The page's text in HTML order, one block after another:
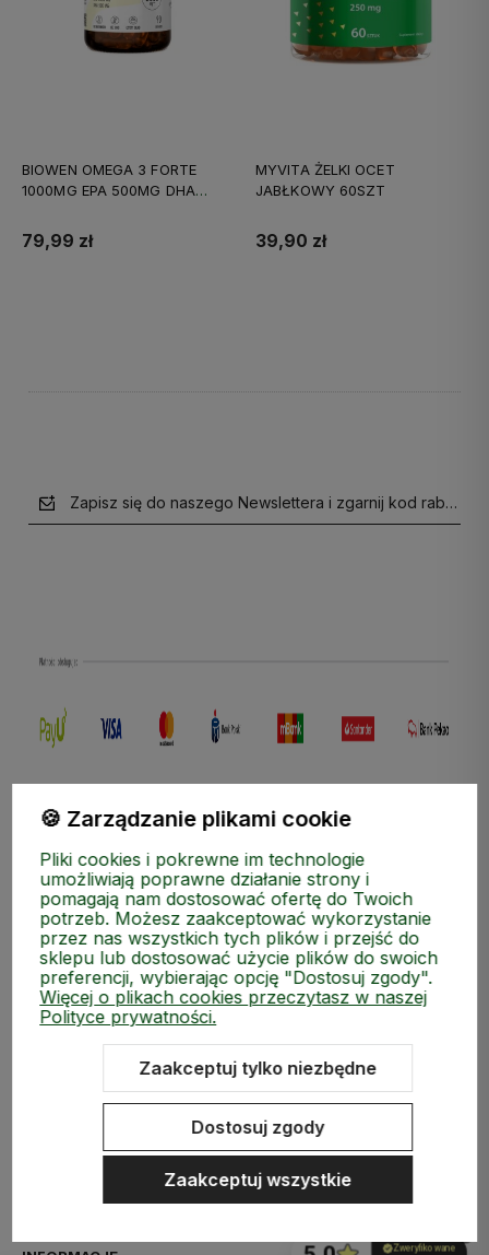
BIOWEN OMEGA 3 FORTE
1000MG EPA 500MG DHA
79,99 zł
MYVITA ŻELKI OCET
JABŁKOWY 60SZT
39,90 zł
Zapisz się do naszego Newslettera i zgarnij kod
MEDIA SPOŁECZNOŚCIOWE
MOJE KONTO
🍪 Zarządzanie plikami cookie
Pliki cookies i pokrewne im technologie
umożliwiają poprawne działanie strony i
pomagają nam dostosować ofertę do Twoich
potrzeb. Możesz zaakceptować wykorzystanie
przez nas wszystkich tych plików i przejść do
sklepu lub dostosować użycie plików do swoich
preferencji, wybierając opcję "Dostosuj zgody".
Więcej o plikach cookies przeczytasz w naszej
Polityce prywatności.
Zaakceptuj tylko niezbędne
Dostosuj zgody
Zaakceptuj wszystkie